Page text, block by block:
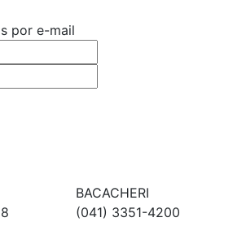
por e-mail
BACACHERI
(041) 3351-4200